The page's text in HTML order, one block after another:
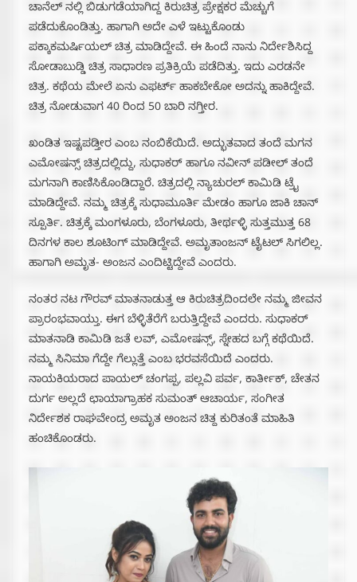
ಚಾನೆಲ್ ನಲ್ಲಿ ಬಿಡುಗಡೆಯಾಗಿದ್ದ ಕಿರುಚಿತ್ರ ಪ್ರೇಕ್ಷಕರ ಮೆಚ್ಚುಗೆ
ಪಡೆದುಕೊಂಡಿತ್ತು. ಹಾಗಾಗಿ ಅದೇ ಎಳೆ ಇಟ್ಟುಕೊಂಡು
ಪಕ್ಕಾಕಮರ್ಷಿಯಲ್ ಚಿತ್ರ ಮಾಡಿದ್ದೇವೆ. ಈ ಹಿಂದೆ ನಾನು ನಿರ್ದೇಶಿಸಿದ್ದ
ಸೋಡಾಬುಡ್ಡಿ ಚಿತ್ರ ಸಾಧಾರಣ ಪ್ರತಿಕ್ರಿಯೆ ಪಡೆದಿತ್ತು. ಇದು ಎರಡನೇ
ಚಿತ್ರ. ಕಥೆಯ ಮೇಲೆ ಏನು ಎಫರ್ಟ್ ಹಾಕಬೇಕೋ ಅದನ್ನು ಹಾಕಿದ್ದೇವೆ.
ಚಿತ್ರ ನೋಡುವಾಗ 40 ರಿಂದ 50 ಬಾರಿ ನಗ್ತೀರ.
ಖಂಡಿತ ಇಷ್ಟಪಡ್ತೀರ ಎಂಬ ನಂಬಿಕೆಯಿದೆ. ಅದ್ಭುತವಾದ ತಂದೆ ಮಗನ
ಎಮೋಷನ್ಸ್ ಚಿತ್ರದಲ್ಲಿದ್ದು, ಸುಧಾಕರ್ ಹಾಗೂ ನವೀನ್ ಪಡೀಲ್ ತಂದೆ
ಮಗನಾಗಿ ಕಾಣಿಸಿಕೊಂಡಿದ್ದಾರೆ. ಚಿತ್ರದಲ್ಲಿ ನ್ಯಾಚುರಲ್ ಕಾಮಿಡಿ ಟ್ರೈ
ಮಾಡಿದ್ದೇವೆ. ನಮ್ಮ ಚಿತ್ರಕ್ಕೆ ಸುಧಾಮೂರ್ತಿ ಮೇಡಂ ಹಾಗೂ ಜಾಕಿ ಚಾನ್
ಸ್ಪೂರ್ತಿ. ಚಿತ್ರಕ್ಕೆ ಮಂಗಳೂರು, ಬೆಂಗಳೂರು, ತೀರ್ಥಳ್ಳಿ ಸುತ್ತಮುತ್ತ 68
ದಿನಗಳ ಕಾಲ ಶೂಟಿಂಗ್ ಮಾಡಿದ್ದೇವೆ. ಅಮೃತಾಂಜನ್ ಟೈಟಲ್ ಸಿಗಲಿಲ್ಲ.
ಹಾಗಾಗಿ ಅಮೃತ- ಅಂಜನ ಎಂದಿಟ್ಟಿದ್ದೇವೆ ಎಂದರು.
ನಂತರ ನಟ ಗೌರವ್ ಮಾತನಾಡುತ್ತ ಆ ಕಿರುಚಿತ್ರದಿಂದಲೇ ನಮ್ಮ ಜೀವನ
ಪ್ರಾರಂಭವಾಯ್ತು. ಈಗ ಬೆಳ್ಳಿತೆರೆಗೆ ಬರುತ್ತಿದ್ದೇವೆ ಎಂದರು. ಸುಧಾಕರ್
ಮಾತನಾಡಿ ಕಾಮಿಡಿ ಜತೆ ಲವ್, ಎಮೋಷನ್ಸ್, ಸ್ನೇಹದ ಬಗ್ಗೆ ಕಥೆಯಿದೆ.
ನಮ್ಮ ಸಿನಿಮಾ ಗೆದ್ದೇ ಗೆಲ್ಲುತ್ತೆ ಎಂಬ ಭರವಸೆಯಿದೆ ಎಂದರು.
ನಾಯಕಿಯರಾದ ಪಾಯಲ್ ಚಂಗಪ್ಪ, ಪಲ್ಲವಿ ಪರ್ವ, ಕಾರ್ತೀಕ್, ಚೇತನ
ದುರ್ಗ ಅಲ್ಲದೆ ಛಾಯಾಗ್ರಾಹಕ ಸುಮಂತ್ ಆಚಾರ್ಯ, ಸಂಗೀತ
ನಿರ್ದೇಶಕ ರಾಘವೇಂದ್ರ ಅಮೃತ ಅಂಜನ ಚಿತ್ದ ಕುರಿತಂತೆ ಮಾಹಿತಿ
ಹಂಚಿಕೊಂಡರು.